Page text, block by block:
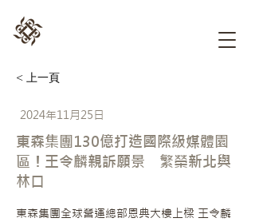
< 上一頁
2024年11月25日
東森集團130億打造國際級媒體園
區！王令麟親訴願景 繁榮新北與
林口
東森集團全球營運總部恩典大樓上樑 王令麟